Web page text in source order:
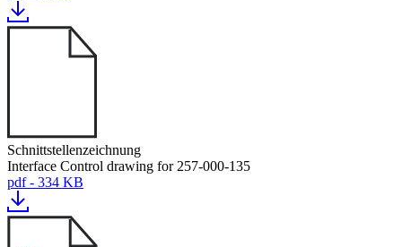
Schnittstellenzeichnung
Interface Control drawing for 257-000-135
pdf - 334 KB